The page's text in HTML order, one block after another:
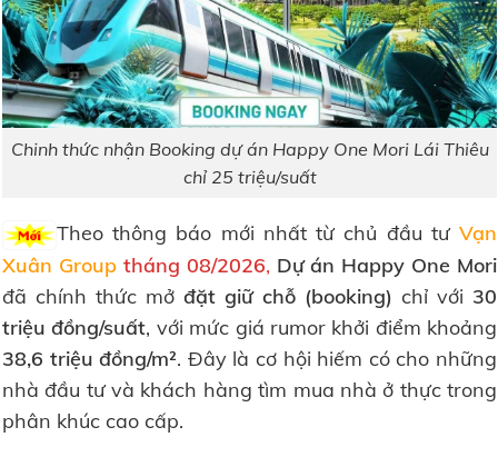
Chinh thức nhận Booking dự án Happy One Mori Lái Thiêu
chỉ 25 triệu/suất
Theo thông báo mới nhất từ chủ đầu tư Vạn
Xuân Group tháng 08/2026, Dự án Happy One Mori
đã chính thức mở đặt giữ chỗ (booking) chỉ với 30
triệu đồng/suất, với mức giá rumor khởi điểm khoảng
38,6 triệu đồng/m². Đây là cơ hội hiếm có cho những
nhà đầu tư và khách hàng tìm mua nhà ở thực trong
phân khúc cao cấp.